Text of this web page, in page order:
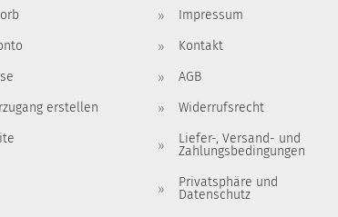
erstellen
Impressum
Kontakt
AGB
Widerrufsrecht
Liefer-, Versand- und
Zahlungsbedingungen
Privatsphäre und
Datenschutz